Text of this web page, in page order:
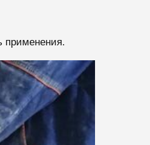
применения.